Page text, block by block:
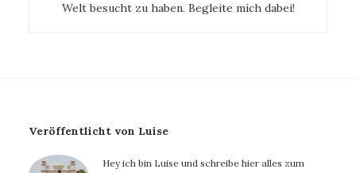
Welt besucht zu haben. Begleite mich dabei!
Veröffentlicht von Luise
Hey ich bin Luise und schreibe hier alles zum